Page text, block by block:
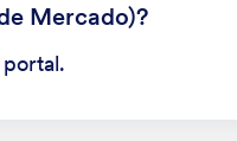
Mercado)?